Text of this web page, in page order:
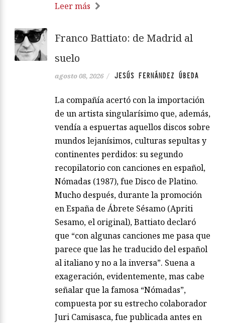
Leer más
Franco Battiato: de Madrid al
suelo
agosto 08, 2026 / JESÚS FERNÁNDEZ ÚBEDA
La compañía acertó con la importación
de un artista singularísimo que, además,
vendía a espuertas aquellos discos sobre
mundos lejanísimos, culturas sepultas y
continentes perdidos: su segundo
recopilatorio con canciones en español,
Nómadas (1987), fue Disco de Platino.
Mucho después, durante la promoción
en España de Ábrete Sésamo (Apriti
Sesamo, el original), Battiato declaró
que “con algunas canciones me pasa que
parece que las he traducido del español
al italiano y no a la inversa”. Suena a
exageración, evidentemente, mas cabe
señalar que la famosa “Nómadas”,
compuesta por su estrecho colaborador
Juri Camisasca, fue publicada antes en